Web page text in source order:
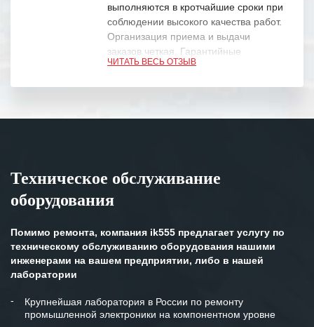
выполняются в кротчайшие сроки при
соблюдении высокого качества работ.
Организация приема и выдачи
заказов четкая. Гарантийные
обязательства выполняются в
Особенно хочется отметить высокую
клиентоориентированность
готовность помочь в самых сложных
Мы высоко ценим сложившиеся
и доверительные партнерские
отношения и искренне желаем
ЧИТАТЬ ВЕСЬ ОТЗЫВ
Техническое обслуживание
оборудования
Помимо ремонта, компания ik555 предлагает услугу по
техническому обслуживанию оборудования нашими
инженерами на вашем предприятии, либо в нашей
лаборатории
Крупнейшая лаборатория в России по ремонту
промышленной электроники на компонентном уровне